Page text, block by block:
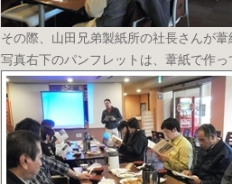
その際、山田兄弟製紙所の社長さんが
写真右下のパンフレットは、葦紙で作っ